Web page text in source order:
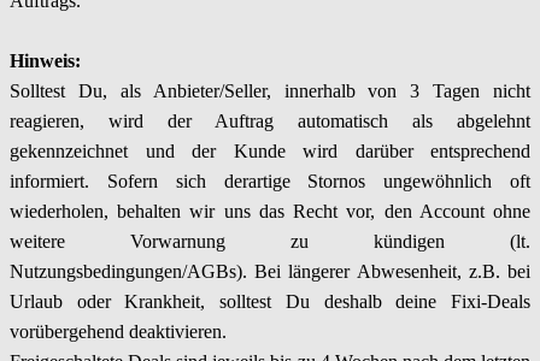
Hinweis:
Solltest Du, als Anbieter/Seller, innerhalb von 3 Tagen nicht
reagieren, wird der Auftrag automatisch als abgelehnt
gekennzeichnet und der Kunde wird darüber entsprechend
informiert. Sofern sich derartige Stornos ungewöhnlich oft
wiederholen, behalten wir uns das Recht vor, den Account ohne
weitere Vorwarnung zu kündigen (lt.
Nutzungsbedingungen/AGBs). Bei längerer Abwesenheit, z.B. bei
Urlaub oder Krankheit, solltest Du deshalb deine Fixi-Deals
vorübergehend deaktivieren.